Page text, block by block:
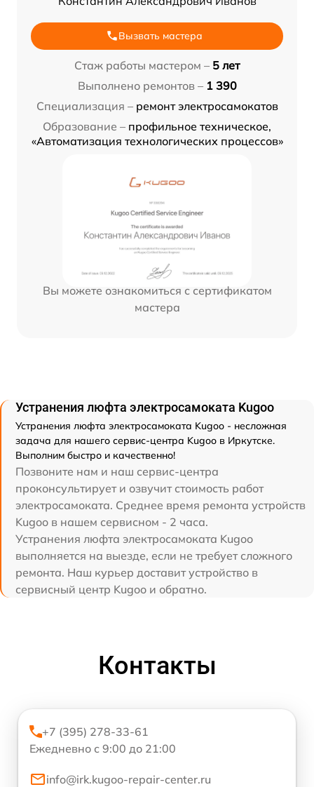
Вызвать мастера
Стаж работы мастером – 5 лет
Выполнено ремонтов – 1 390
Специализация – ремонт электросамокатов
Образование – профильное техническое,
«Автоматизация технологических процессов»
Вы можете ознакомиться с сертификатом
мастера
Устранения люфта электросамоката Kugoo
Устранения люфта электросамоката Kugoo - несложная
задача для нашего сервис-центра Kugoo в Иркутске.
Выполним быстро и качественно!
Позвоните нам и наш сервис-центра
проконсультирует и озвучит стоимость работ
электросамоката. Среднее время ремонта устройств
Kugoo в нашем сервисном - 2 часа.
Устранения люфта электросамоката Kugoo
выполняется на выезде, если не требует сложного
ремонта. Наш курьер доставит устройство в
сервисный центр Kugoo и обратно.
Контакты
+7 (395) 278-33-61
Ежедневно с 9:00 до 21:00
info@irk.kugoo-repair-center.ru